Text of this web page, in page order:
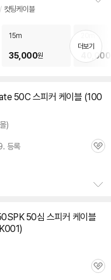
/ 컷팅케이블
치
기
15m
35,000원 40,000
더보기
50C 스피커 케이블 (100
)
등록
관
50심 스피커 케이블
관